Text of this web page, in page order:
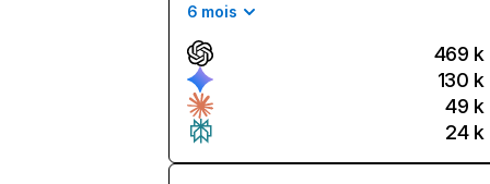
6 mois
469 k
130 k
49 k
24 k